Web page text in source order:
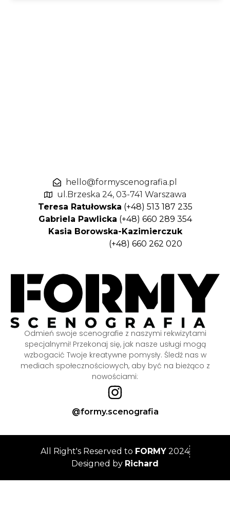
Odmień swoje scenografie z naszymi rekwizytami
specjalnymi! Przekonaj się, jak nasze usługi mogą
wzbogacić Twoje kreatywne pomysły. Śledź nas w
mediach społecznościowych, aby być na bieżąco z
nowościami:
@formy.scenografia
hello@formyscenografia.pl
ul.Brzeska 24, 03-741 Warszawa
Teresa Ratułowska (+48) 513 187 235
Gabriela Pawlicka (+48) 660 289 354
Kasia Borowska-Kazimierczuk
(+48) 660 262 020
All Right's Reserved to FORMY2024
Designed by Richard